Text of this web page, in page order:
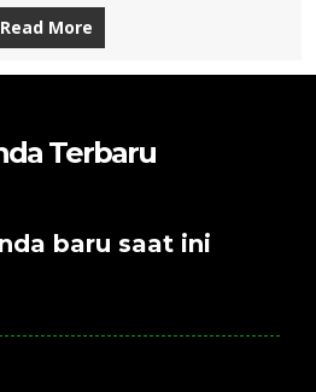
Read More
Terbaru
baru saat ini